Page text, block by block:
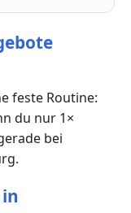
feste Routine:
du nur 1×
bei